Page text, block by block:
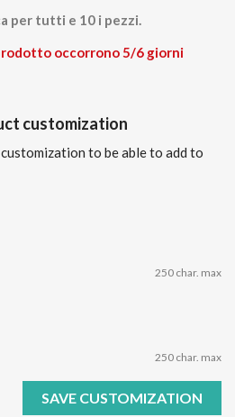
per tutti e 10 i pezzi.
occorrono 5/6 giorni
customization
to be able to add to
250 char. max
250 char. max
SAVE CUSTOMIZATION